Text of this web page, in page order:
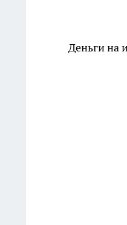
Деньги на